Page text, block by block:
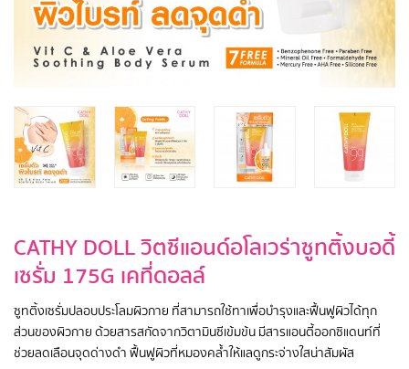
CATHY DOLL วิตซีแอนด์อโลเวร่าซูทติ้งบอดี้
เซรั่ม 175G เคที่ดอลล์
ซูทติ้งเซรั่มปลอบประโลมผิวกาย ที่สามารถใช้ทาเพื่อบำรุงและฟื้นฟูผิวได้ทุก
ส่วนของผิวกาย ด้วยสารสกัดจากวิตามินซีเข้มข้น มีสารแอนตี้ออกซิแดนท์ที่
ช่วยลดเลือนจุดด่างดำ ฟื้นฟูผิวที่หมองคล้ำให้แลดูกระจ่างใสน่าสัมผัส